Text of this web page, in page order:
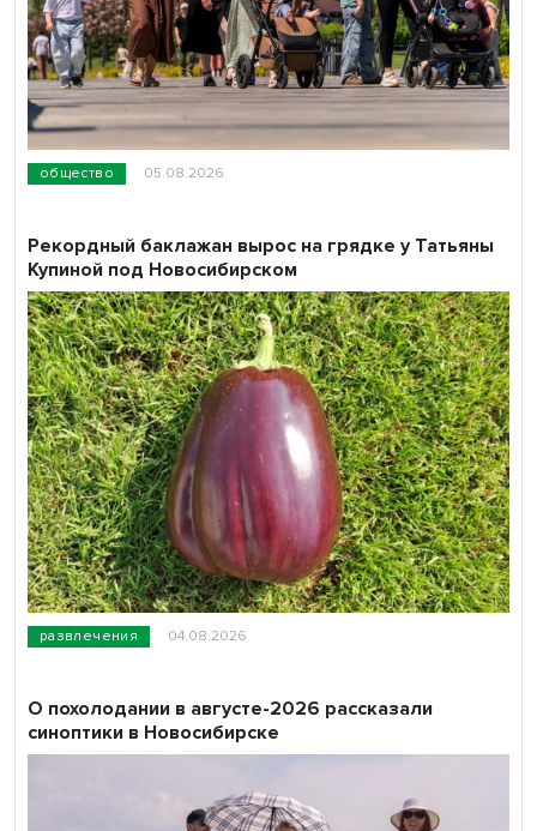
общество 05.08.2026
развлечения 04.08.2026
Рекордный баклажан вырос на грядке у Татьяны
Купиной под Новосибирском
О похолодании в августе-2026 рассказали
синоптики в Новосибирске